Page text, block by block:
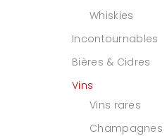
Whiskies
Incontournables
Bières & Cidres
Vins
Vins rares
Champagnes